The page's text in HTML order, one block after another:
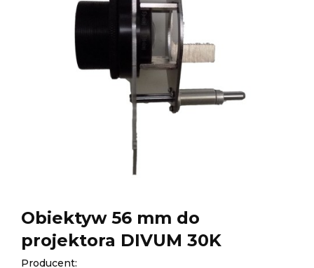
Obiektyw 56 mm do
projektora DIVUM 30K
Producent: